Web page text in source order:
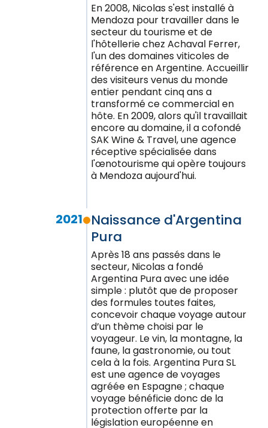
En 2008, Nicolas s'est installé à
Mendoza pour travailler dans le
secteur du tourisme et de
l'hôtellerie chez Achaval Ferrer,
l'un des domaines viticoles de
référence en Argentine. Accueillir
des visiteurs venus du monde
entier pendant cinq ans a
transformé ce commercial en
hôte. En 2009, alors qu'il travaillait
encore au domaine, il a cofondé
SAK Wine & Travel, une agence
réceptive spécialisée dans
l'œnotourisme qui opère toujours
à Mendoza aujourd'hui.
2021
Naissance d'Argentina
Pura
Après 18 ans passés dans le
secteur, Nicolas a fondé
Argentina Pura avec une idée
simple : plutôt que de proposer
des formules toutes faites,
concevoir chaque voyage autour
d’un thème choisi par le
voyageur. Le vin, la montagne, la
faune, la gastronomie, ou tout
cela à la fois. Argentina Pura SL
est une agence de voyages
agréée en Espagne ; chaque
voyage bénéficie donc de la
protection offerte par la
législation européenne en